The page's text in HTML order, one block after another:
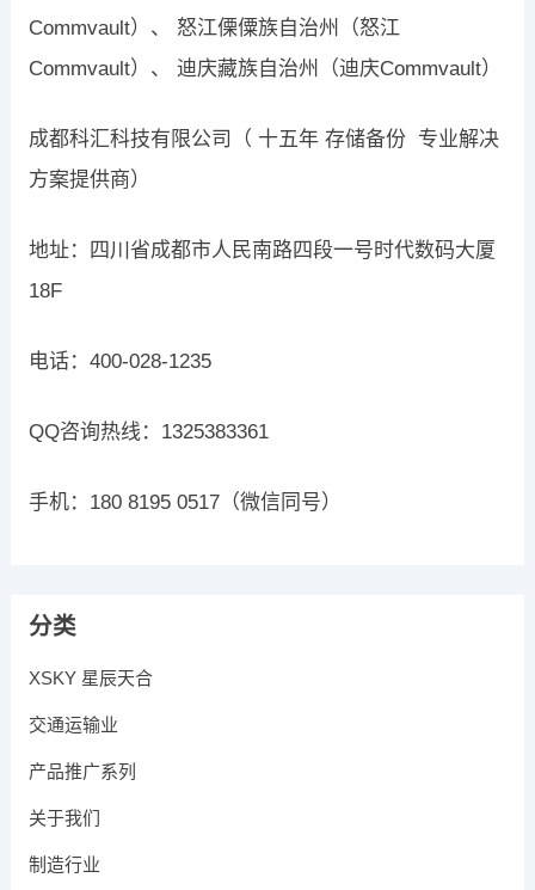
Commvault）、 怒江傈僳族自治州（怒江
Commvault）、 迪庆藏族自治州（迪庆Commvault）
成都科汇科技有限公司（ 十五年 存储备份 专业解决
方案提供商）
地址：四川省成都市人民南路四段一号时代数码大厦
18F
电话：400-028-1235
QQ咨询热线：1325383361
手机：180 8195 0517（微信同号）
分类
XSKY 星辰天合
交通运输业
产品推广系列
关于我们
制造行业